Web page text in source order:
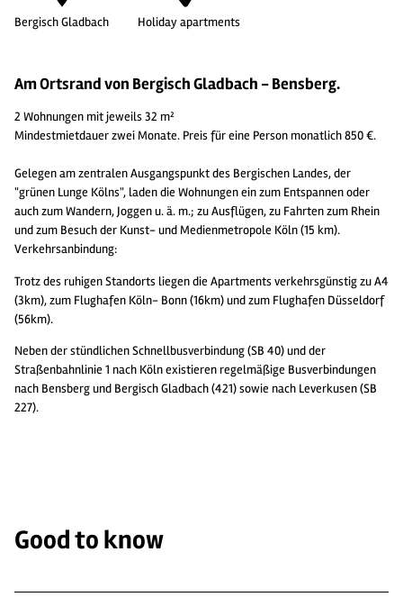
Bergisch Gladbach Holiday apartments
Am Ortsrand von Bergisch Gladbach - Bensberg.
2 Wohnungen mit jeweils 32 m²
Mindestmietdauer zwei Monate. Preis für eine Person monatlich 850 €.
Gelegen am zentralen Ausgangspunkt des Bergischen Landes, der
"grünen Lunge Kölns", laden die Wohnungen ein zum Entspannen oder
auch zum Wandern, Joggen u. ä. m.; zu Ausflügen, zu Fahrten zum Rhein
und zum Besuch der Kunst- und Medienmetropole Köln (15 km).
Verkehrsanbindung:
Trotz des ruhigen Standorts liegen die Apartments verkehrsgünstig zu A4
(3km), zum Flughafen Köln- Bonn (16km) und zum Flughafen Düsseldorf
(56km).
Neben der stündlichen Schnellbusverbindung (SB 40) und der
Straßenbahnlinie 1 nach Köln existieren regelmäßige Busverbindungen
nach Bensberg und Bergisch Gladbach (421) sowie nach Leverkusen (SB
227).
Good to know